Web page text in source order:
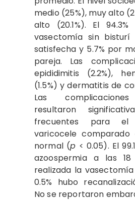
medio (25%), muy alto
alto (20.1%). El
vasectomía sin
satisfecha y 5.7% por
pareja. Las
epididimitis (2.2%),
(1.5%) y dermatitis de
Las
resultaron
frecuentes para
varicocele
normal (p < 0.05). El
azoospermia a las
realizada la
0.5% hubo
No se reportaron